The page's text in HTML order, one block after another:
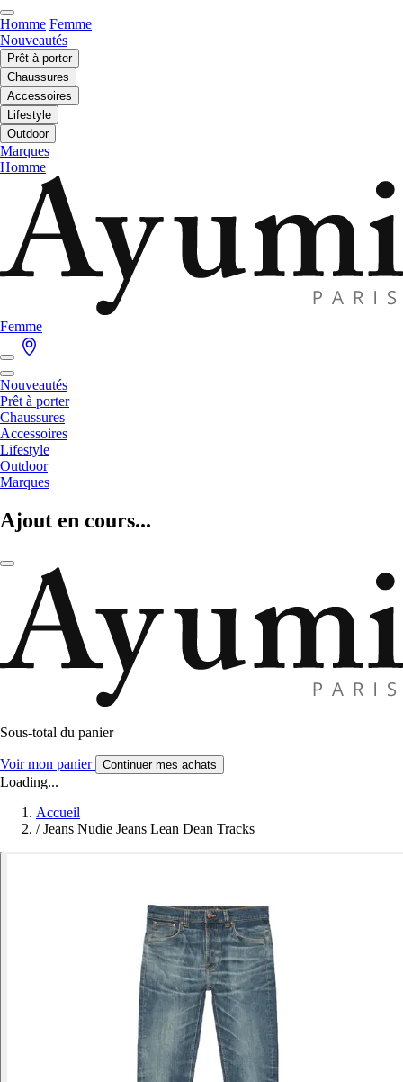
Homme Femme
Nouveautés
Prêt à porter
Chaussures
Accessoires
Lifestyle
Outdoor
Marques
Homme
Femme
Nouveautés
Prêt à porter
Chaussures
Accessoires
Lifestyle
Outdoor
Marques
Ajout en cours...
Sous-total du panier
Voir mon panier Continuer mes achats
Loading...
Accueil
/ Jeans Nudie Jeans Lean Dean Tracks